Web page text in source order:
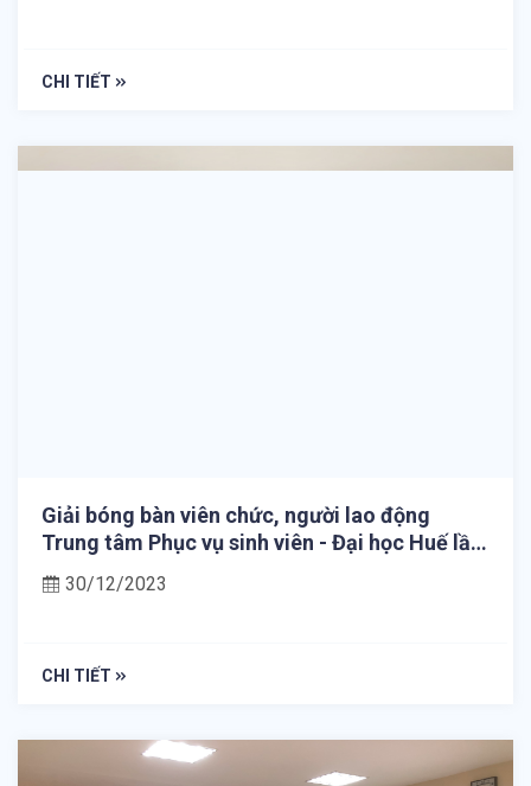
CHI TIẾT
Giải bóng bàn viên chức, người lao động
Trung tâm Phục vụ sinh viên - Đại học Huế lần
thứ IX, năm 2023
30/12/2023
CHI TIẾT